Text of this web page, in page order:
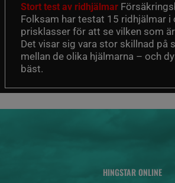
Stort test av ridhjälmar
Folksam har testat 15 ridhjälmar i
prisklasser för att se vilken som
Det visar sig vara stor skillnad på
mellan de olika hjälmarna – och
bäst.
HINGSTAR ONLINE